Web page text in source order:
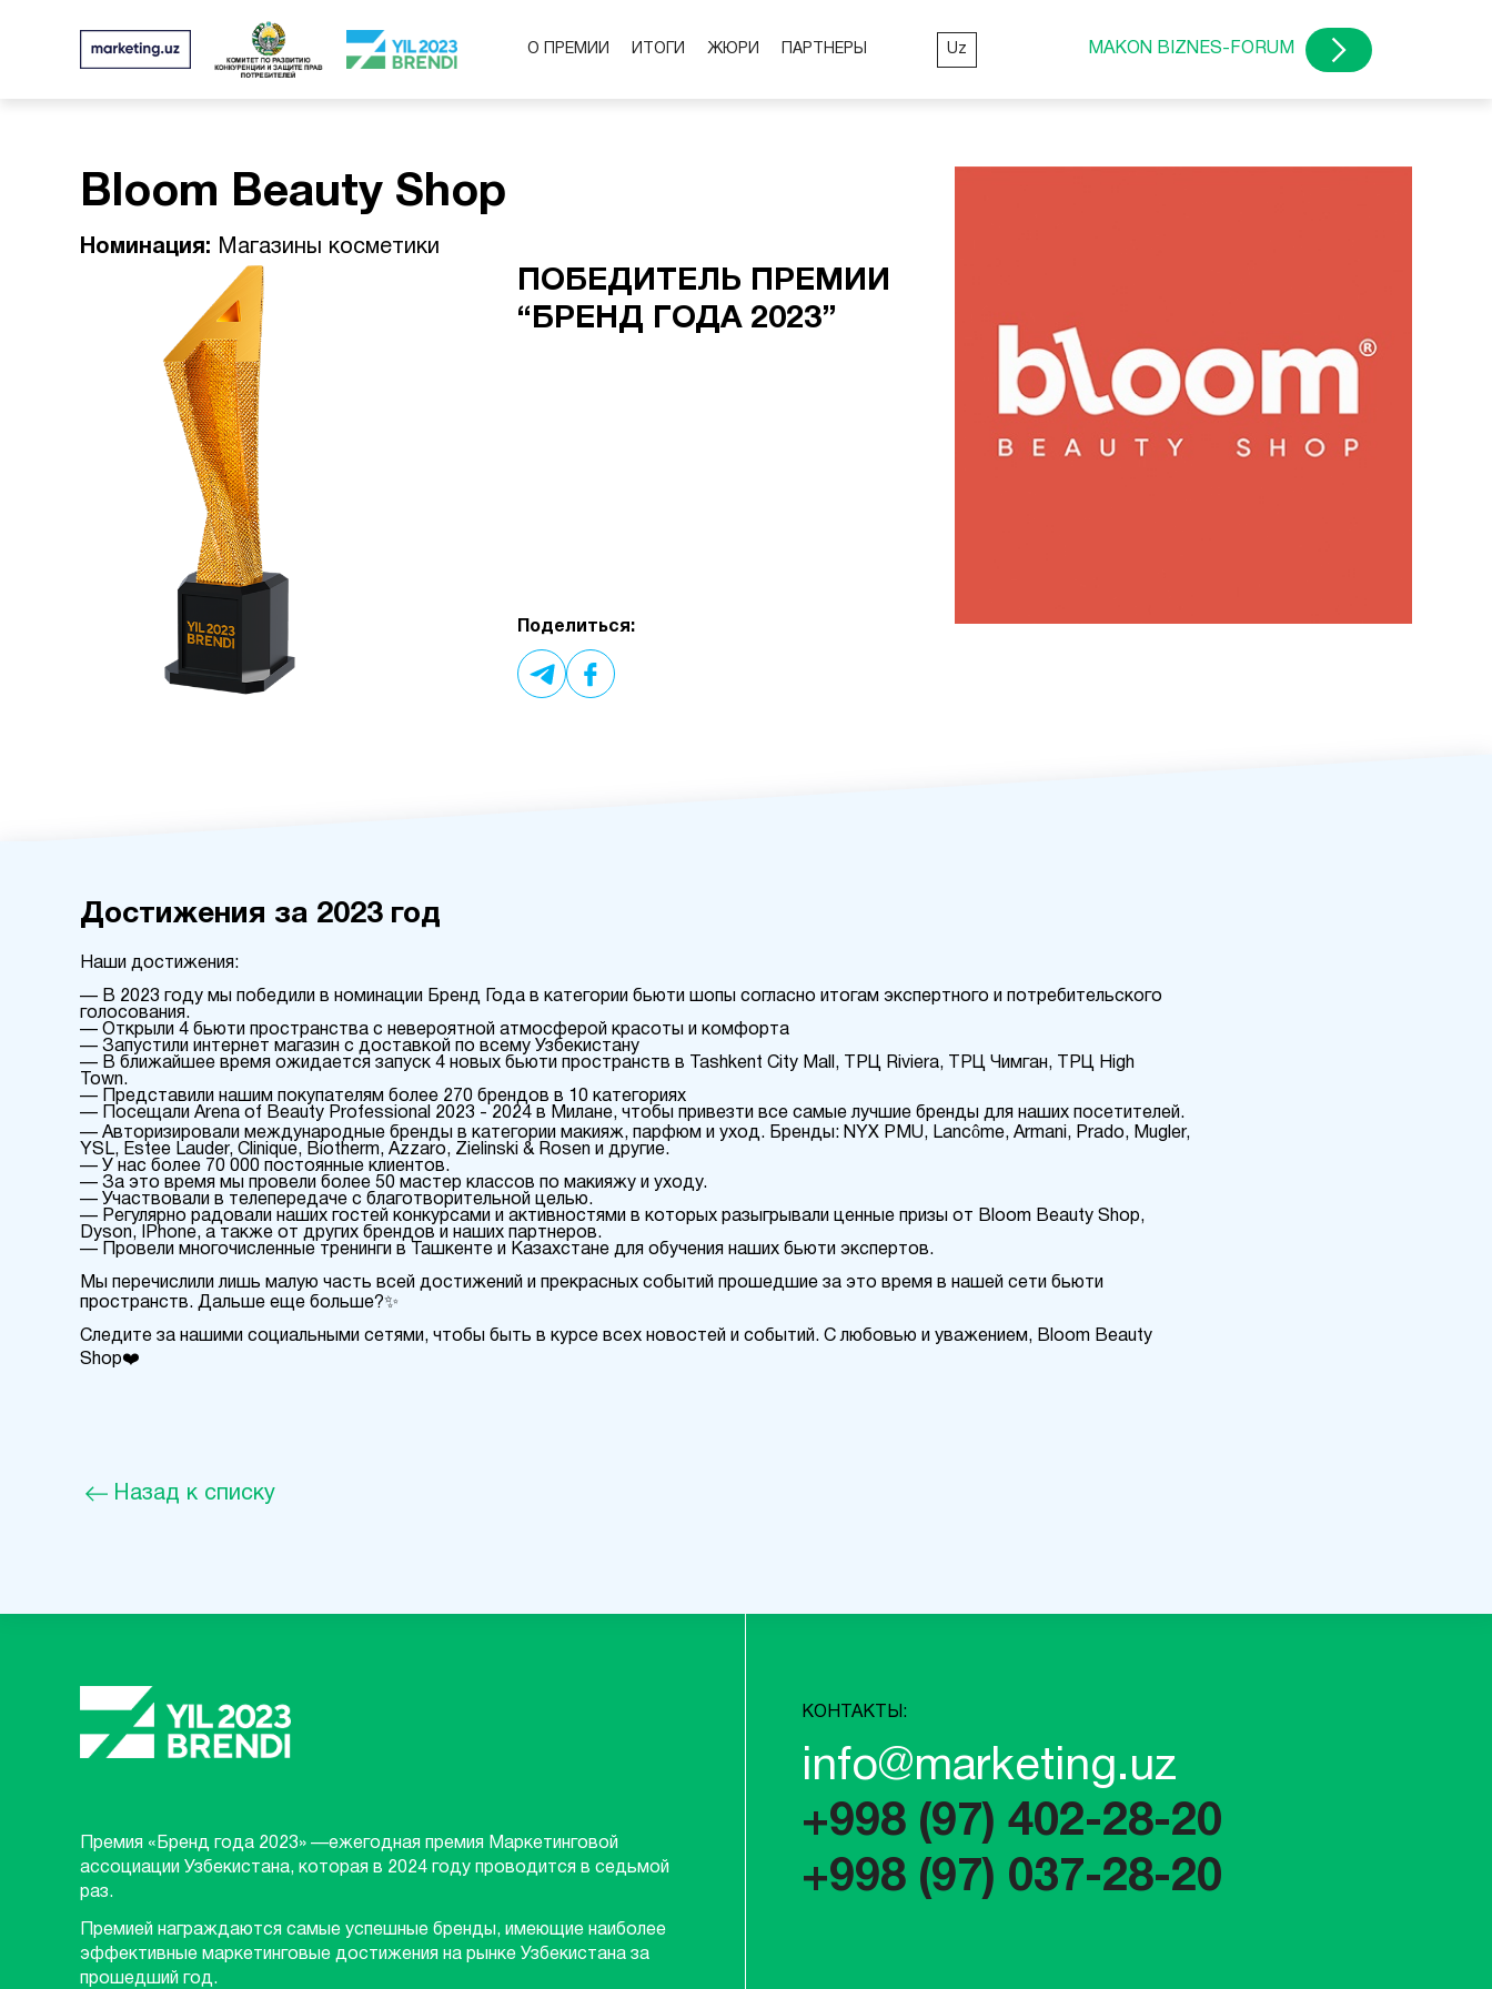
О ПРЕМИИ ИТОГИ ЖЮРИ ПАРТНЕРЫ Uz MAKON BIZNES-FORUM
Bloom Beauty Shop
Номинация: Магазины косметики
ПОБЕДИТЕЛЬ ПРЕМИИ
“БРЕНД ГОДА 2023”
Поделиться:
Достижения за 2023 год
Наши достижения:
— В 2023 году мы победили в номинации Бренд Года в категории бьюти шопы согласно итогам экспертного и потребительского
голосования.
— Открыли 4 бьюти пространства с невероятной атмосферой красоты и комфорта
— Запустили интернет магазин с доставкой по всему Узбекистану
— В ближайшее время ожидается запуск 4 новых бьюти пространств в Tashkent City Mall, ТРЦ Riviera, ТРЦ Чимган, ТРЦ High
Town.
— Представили нашим покупателям более 270 брендов в 10 категориях
— Посещали Arena of Beauty Professional 2023 - 2024 в Милане, чтобы привезти все самые лучшие бренды для наших посетителей.
— Авторизировали международные бренды в категории макияж, парфюм и уход. Бренды: NYX PMU, Lancôme, Armani, Prado, Mugler,
YSL, Estee Lauder, Clinique, Biotherm, Azzaro, Zielinski & Rosen и другие.
— У нас более 70 000 постоянные клиентов.
— За это время мы провели более 50 мастер классов по макияжу и уходу.
— Участвовали в телепередаче с благотворительной целью.
— Регулярно радовали наших гостей конкурсами и активностями в которых разыгрывали ценные призы от Bloom Beauty Shop,
Dyson, IPhone, а также от других брендов и наших партнеров.
— Провели многочисленные тренинги в Ташкенте и Казахстане для обучения наших бьюти экспертов.
Мы перечислили лишь малую часть всей достижений и прекрасных событий прошедшие за это время в нашей сети бьюти
пространств. Дальше еще больше?✨
Следите за нашими социальными сетями, чтобы быть в курсе всех новостей и событий. С любовью и уважением, Bloom Beauty
Shop❤️
Назад к списку
Премия «Бренд года 2023» —ежегодная премия Маркетинговой
ассоциации Узбекистана, которая в 2024 году проводится в седьмой
раз.
Премией награждаются самые успешные бренды, имеющие наиболее
эффективные маркетинговые достижения на рынке Узбекистана за
прошедший год.
КОНТАКТЫ:
info@marketing.uz
+998 (97) 402-28-20
+998 (97) 037-28-20